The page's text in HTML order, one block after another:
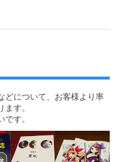
どについて、お客様より率
す。
す。